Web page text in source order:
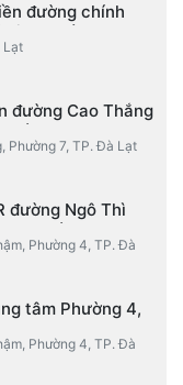
đường chính
– Phường 4 –
Lạt
đường Cao Thắng
Đà Lạt
Phường 7, TP. Đà Lạt
đường Ngô Thì
TP. Đà Lạt
Phường 4, TP. Đà
tâm Phường 4,
Phường 4, TP. Đà